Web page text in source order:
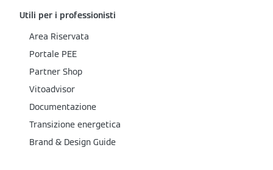
Utili per i professionisti
Area Riservata
Portale PEE
Partner Shop
Vitoadvisor
Documentazione
Transizione energetica
Brand & Design Guide